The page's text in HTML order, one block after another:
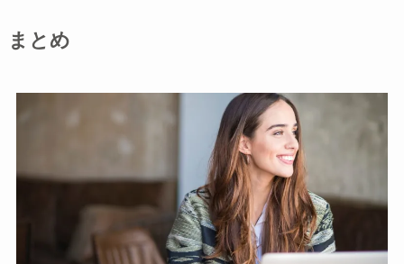
まとめ